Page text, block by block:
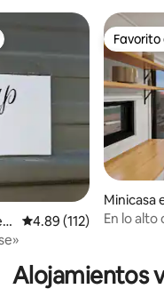
Calificación promedio:
4.89 (112)
Minicasa
En lo alto
Alojamientos